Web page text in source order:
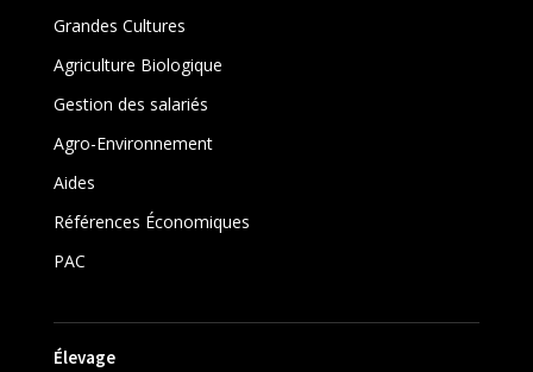
Grandes Cultures
Agriculture Biologique
Gestion des salariés
Agro-Environnement
Aides
Références Économiques
PAC
Élevage